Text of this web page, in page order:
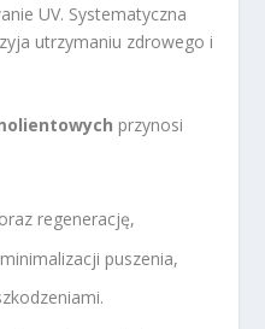
UV. Systematyczna
utrzymaniu zdrowego i
przynosi
oraz regenerację,
puszenia,